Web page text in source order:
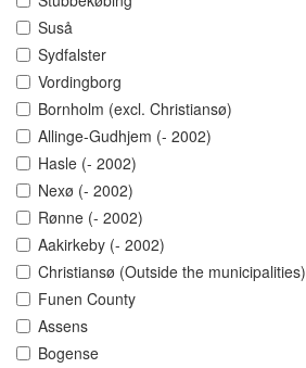
Suså
Sydfalster
Vordingborg
Bornholm (excl. Christiansø)
Allinge-Gudhjem (- 2002)
Hasle (- 2002)
Nexø (- 2002)
Rønne (- 2002)
Aakirkeby (- 2002)
Christiansø (Outside the municipalities)
Funen County
Assens
Bogense